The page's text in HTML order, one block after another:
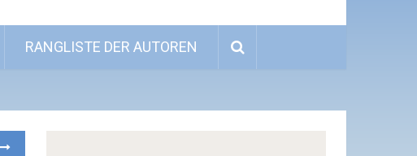
RANGLISTE DER AUTOREN